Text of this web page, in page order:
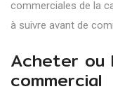
commerciales de la
à suivre avant de
Acheter ou
commercial